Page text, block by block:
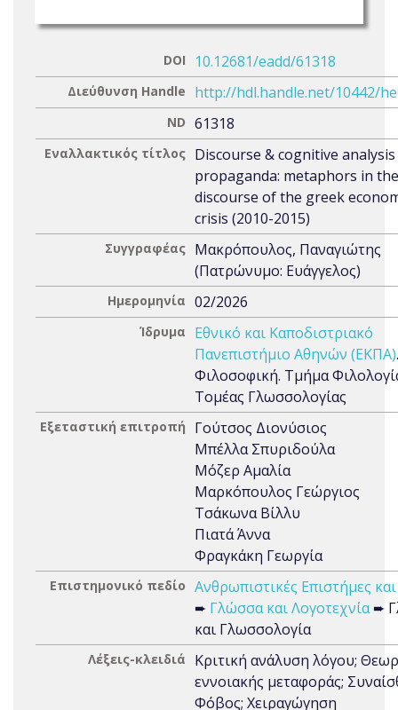
DOI 10.12681/eadd/61318
Διεύθυνση Handle http://hdl.handle.net/10442/
ND 61318
Εναλλακτικός τίτλος Discourse & cognitive
propaganda: metaphors in the
discourse of the greek
crisis (2010-2015)
Συγγραφέας Μακρόπουλος, Παναγιώτης
(Πατρώνυμο: Ευάγγελος)
Ημερομηνία 02/2026
Ίδρυμα
Εθνικό και Καποδιστριακό
Πανεπιστήμιο Αθηνών (ΕΚΠΑ)
Φιλοσοφική. Τμήμα
Τομέας Γλωσσολογίας
Εξεταστική επιτροπή
Γούτσος Διονύσιος
Μπέλλα Σπυριδούλα
Μόζερ Αμαλία
Μαρκόπουλος Γεώργιος
Τσάκωνα Βίλλυ
Πιατά Άννα
Φραγκάκη Γεωργία
Επιστημονικό πεδίο Ανθρωπιστικές Επιστήμες
➨ Γλώσσα και Λογοτεχνία➨
και Γλωσσολογία
Λέξεις-κλειδιά
Κριτική ανάλυση λόγου;
εννοιακής μεταφοράς;
Φόβος; Χειραγώγηση